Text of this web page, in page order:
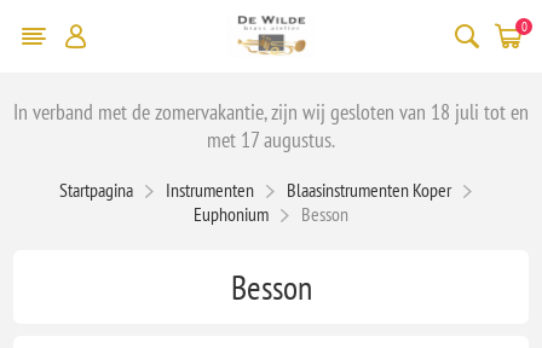
0
In verband met de zomervakantie, zijn wij gesloten van 18 juli tot en
met 17 augustus.
Startpagina Instrumenten
Blaasinstrumenten Koper
Euphonium
Besson
Besson